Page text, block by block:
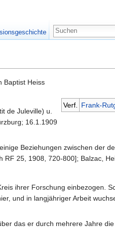
Baptist Heiss
Verf. Frank-
de Juleville) u.
16.1.1909
Beziehungen zwischen der
25, 1908, 720-800]; Balzac,
ihrer Forschung einbezogen.
und in langjähriger Arbeit
das er durch mehrere Jahre